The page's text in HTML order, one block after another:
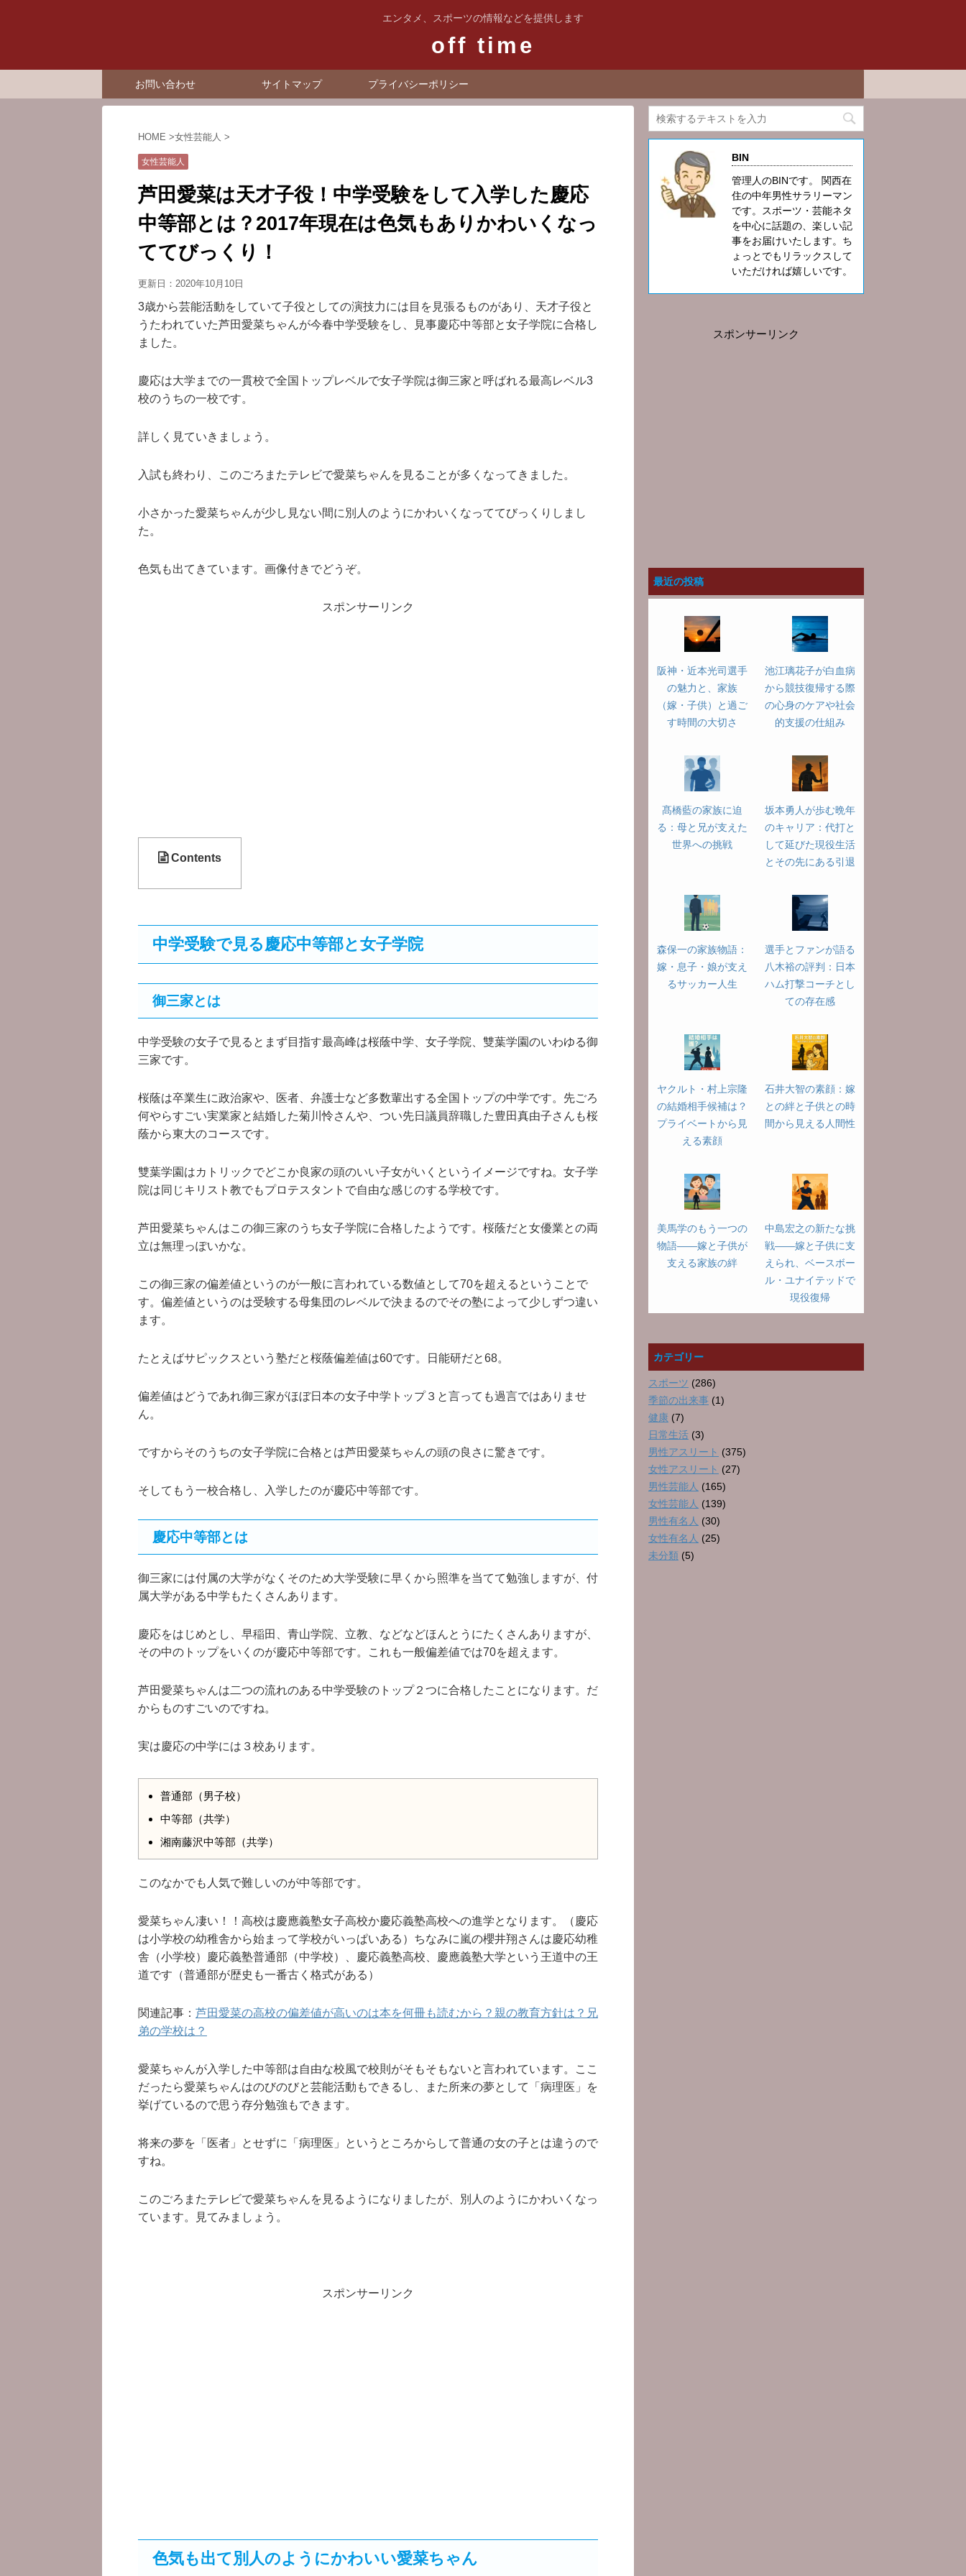
エンタメ、スポーツの情報などを提供します
off time
お問い合わせ サイトマップ プライバシーポリシー
HOME >女性芸能人 >
女性芸能人
芦田愛菜は天才子役！中学受験をして入学した慶応
中等部とは？2017年現在は色気もありかわいくなっ
ててびっくり！
更新日： 2020年10月10日
3歳から芸能活動をしていて子役としての演技力には目を見張るものがあり、天才子役と
うたわれていた芦田愛菜ちゃんが今春中学受験をし、見事慶応中等部と女子学院に合格し
ました。
慶応は大学までの一貫校で全国トップレベルで女子学院は御三家と呼ばれる最高レベル3
校のうちの一校です。
詳しく見ていきましょう。
入試も終わり、このごろまたテレビで愛菜ちゃんを見ることが多くなってきました。
小さかった愛菜ちゃんが少し見ない間に別人のようにかわいくなっててびっくりしまし
た。
色気も出てきています。画像付きでどうぞ。
スポンサーリンク
Contents
中学受験で見る慶応中等部と女子学院
御三家とは
中学受験の女子で見るとまず目指す最高峰は桜蔭中学、女子学院、雙葉学園のいわゆる御
三家です。
桜蔭は卒業生に政治家や、医者、弁護士など多数輩出する全国トップの中学です。先ごろ
何やらすごい実業家と結婚した菊川怜さんや、つい先日議員辞職した豊田真由子さんも桜
蔭から東大のコースです。
雙葉学園はカトリックでどこか良家の頭のいい子女がいくというイメージですね。女子学
院は同じキリスト教でもプロテスタントで自由な感じのする学校です。
芦田愛菜ちゃんはこの御三家のうち女子学院に合格したようです。桜蔭だと女優業との両
立は無理っぽいかな。
この御三家の偏差値というのが一般に言われている数値として70を超えるということで
す。偏差値というのは受験する母集団のレベルで決まるのでその塾によって少しずつ違い
ます。
たとえばサピックスという塾だと桜蔭偏差値は60です。日能研だと68。
偏差値はどうであれ御三家がほぼ日本の女子中学トップ３と言っても過言ではありませ
ん。
ですからそのうちの女子学院に合格とは芦田愛菜ちゃんの頭の良さに驚きです。
そしてもう一校合格し、入学したのが慶応中等部です。
慶応中等部とは
御三家には付属の大学がなくそのため大学受験に早くから照準を当てて勉強しますが、付
属大学がある中学もたくさんあります。
慶応をはじめとし、早稲田、青山学院、立教、などなどほんとうにたくさんありますが、
その中のトップをいくのが慶応中等部です。これも一般偏差値では70を超えます。
芦田愛菜ちゃんは二つの流れのある中学受験のトップ２つに合格したことになります。だ
からものすごいのですね。
実は慶応の中学には３校あります。
普通部（男子校）
中等部（共学）
湘南藤沢中等部（共学）
このなかでも人気で難しいのが中等部です。
愛菜ちゃん凄い！！高校は慶應義塾女子高校か慶応義塾高校への進学となります。（慶応
は小学校の幼稚舎から始まって学校がいっぱいある）ちなみに嵐の櫻井翔さんは慶応幼稚
舎（小学校）慶応義塾普通部（中学校）、慶応義塾高校、慶應義塾大学という王道中の王
道です（普通部が歴史も一番古く格式がある）
関連記事： 芦田愛菜の高校の偏差値が高いのは本を何冊も読むから？親の教育方針は？兄
弟の学校は？
愛菜ちゃんが入学した中等部は自由な校風で校則がそもそもないと言われています。ここ
だったら愛菜ちゃんはのびのびと芸能活動もできるし、また所来の夢として「病理医」を
挙げているので思う存分勉強もできます。
将来の夢を「医者」とせずに「病理医」というところからして普通の女の子とは違うので
すね。
このごろまたテレビで愛菜ちゃんを見るようになりましたが、別人のようにかわいくなっ
ています。見てみましょう。
スポンサーリンク
色気も出て別人のようにかわいい愛菜ちゃん
BIN
管理人のBINです。 関西在
住の中年男性サラリーマン
です。スポーツ・芸能ネタ
を中心に話題の、楽しい記
事をお届けいたします。ち
ょっとでもリラックスして
いただければ嬉しいです。
スポンサーリンク
最近の投稿
阪神・近本光司選手
の魅力と、家族
（嫁・子供）と過ご
す時間の大切さ
池江璃花子が白血病
から競技復帰する際
の心身のケアや社会
的支援の仕組み
髙橋藍の家族に迫
る：母と兄が支えた
世界への挑戦
坂本勇人が歩む晩年
のキャリア：代打と
して延びた現役生活
とその先にある引退
森保一の家族物語：
嫁・息子・娘が支え
るサッカー人生
選手とファンが語る
八木裕の評判：日本
ハム打撃コーチとし
ての存在感
ヤクルト・村上宗隆
の結婚相手候補は？
プライベートから見
える素顔
石井大智の素顔：嫁
との絆と子供との時
間から見える人間性
美馬学のもう一つの
物語――嫁と子供が
支える家族の絆
中島宏之の新たな挑
戦――嫁と子供に支
えられ、ベースボー
ル・ユナイテッドで
現役復帰
カテゴリー
スポーツ (286)
季節の出来事 (1)
健康 (7)
日常生活 (3)
男性アスリート (375)
女性アスリート (27)
男性芸能人 (165)
女性芸能人 (139)
男性有名人 (30)
女性有名人 (25)
未分類 (5)